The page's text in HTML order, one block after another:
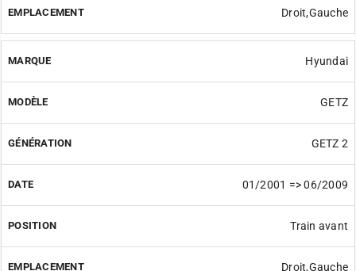
Droit,Gauche
Hyundai
GETZ
GETZ 2
01/2001 => 06/2009
Train avant
Droit,Gauche